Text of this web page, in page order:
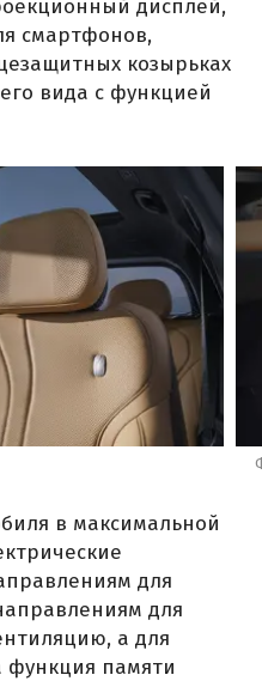
дисплей,
смартфонов,
козырьках
вида с функцией
в максимальной
для
для
а для
функция памяти